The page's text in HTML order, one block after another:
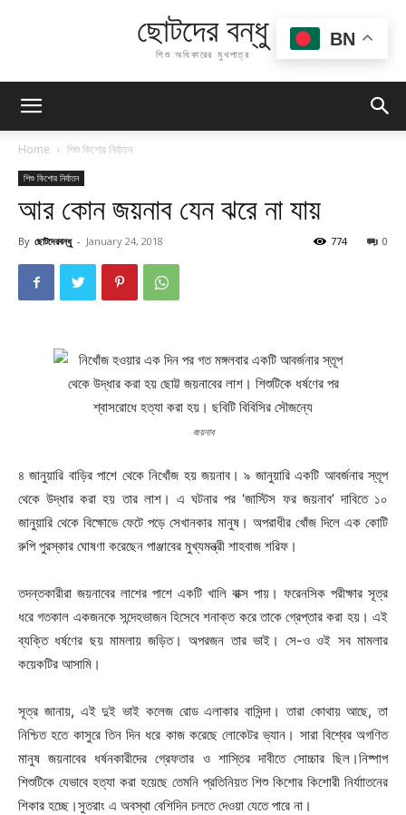
ছোটদের বন্ধু
শিশু অধিকারের মুখপাত্র
Home শিশু কিশোর নির্যাতন
শিশু কিশোর নির্যাতন
আর কোন জয়নাব যেন ঝরে না যায়
By ছোটদেরবন্ধু - January 24, 2018 0
774
জয়নাব
৪ জানুয়ারি বাড়ির পাশে থেকে নিখোঁজ হয় জয়নাব। ৯ জানুয়ারি একটি আবর্জনার স্তূপ
থেকে উদ্ধার করা হয় তার লাশ। এ ঘটনার পর ‘জাস্টিস ফর জয়নাব’ দাবিতে ১০
জানুয়ারি থেকে বিক্ষোভে ফেটে পড়ে সেখানকার মানুষ। অপরাধীর খোঁজ দিলে এক কোটি
রুপি পুরস্কার ঘোষণা করেছেন পাঞ্জাবের মুখ্যমন্ত্রী শাহবাজ শরিফ।
তদন্তকারীরা জয়নাবের লাশের পাশে একটি খালি বাক্স পায়। ফরেনসিক পরীক্ষার সূত্র
ধরে গতকাল একজনকে সন্দেহভাজন হিসেবে শনাক্ত করে তাকে গ্রেপ্তার করা হয়। এই
ব্যক্তি ধর্ষণের ছয় মামলায় জড়িত। অপরজন তার ভাই। সে-ও ওই সব মামলার
কয়েকটির আসামি।
সূত্র জানায়, এই দুই ভাই কলেজ রোড এলাকার বাসিন্দা। তারা কোথায় আছে, তা
নিশ্চিত হতে কাসুরে তিন দিন ধরে কাজ করেছে লোকেটর ভ্যান। সারা বিশ্বের অগণিত
মানুষ জয়নাবের ধর্ষনকারীদের গ্রেফতার ও শাস্তির দাবীতে সোচ্চার ছিল।নিষ্পাপ
শিশুটিকে যেভাবে হত্যা করা হয়েছে তেমনি প্রতিনিয়ত শিশু কিশোর কিশোরী নির্যাাতনের
শিকার হচ্ছে।সুতরাং এ অবস্থা বেশিদিন চলতে দেওয়া যেতে পারে না।
BN